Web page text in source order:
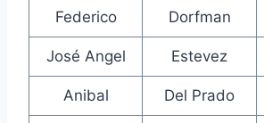
Federico Dorfman
José Angel Estevez
Anibal Del Prado